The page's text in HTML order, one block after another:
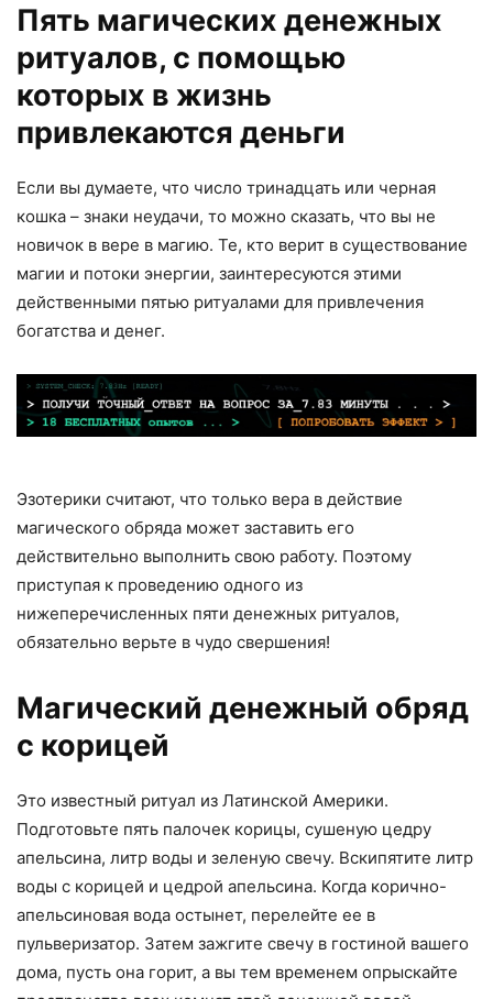
Пять магических денежных
ритуалов, с помощью
которых в жизнь
привлекаются деньги
Если вы думаете, что число тринадцать или черная
кошка – знаки неудачи, то можно сказать, что вы не
новичок в вере в магию. Те, кто верит в существование
магии и потоки энергии, заинтересуются этими
действенными пятью ритуалами для привлечения
богатства и денег.
Эзотерики считают, что только вера в действие
магического обряда может заставить его
действительно выполнить свою работу. Поэтому
приступая к проведению одного из
нижеперечисленных пяти денежных ритуалов,
обязательно верьте в чудо свершения!
Магический денежный обряд
с корицей
Это известный ритуал из Латинской Америки.
Подготовьте пять палочек корицы, сушеную цедру
апельсина, литр воды и зеленую свечу. Вскипятите литр
воды с корицей и цедрой апельсина. Когда корично-
апельсиновая вода остынет, перелейте ее в
пульверизатор. Затем зажгите свечу в гостиной вашего
дома, пусть она горит, а вы тем временем опрыскайте